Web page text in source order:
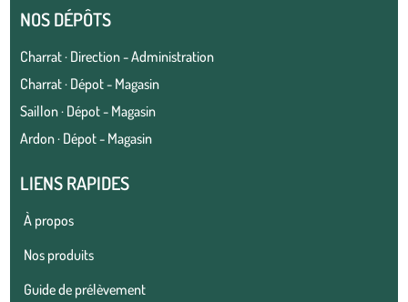
NOS DÉPÔTS
Charrat · Direction - Administration
Charrat · Dépot - Magasin
Saillon · Dépot - Magasin
Ardon · Dépot - Magasin
LIENS RAPIDES
À propos
Nos produits
Guide de prélèvement